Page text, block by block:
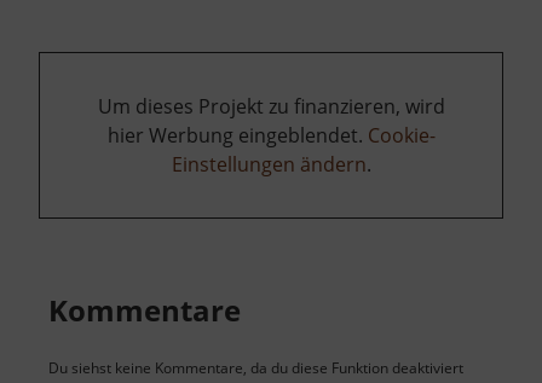
Um dieses Projekt zu finanzieren, wird
hier Werbung eingeblendet. Cookie-
Einstellungen ändern.
Kommentare
Du siehst keine Kommentare, da du diese Funktion deaktiviert